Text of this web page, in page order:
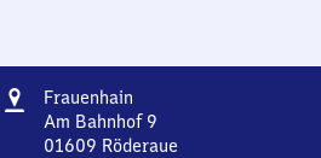
Adresse
Frauenhain
Am Bahnhof 9
01609 Röderaue